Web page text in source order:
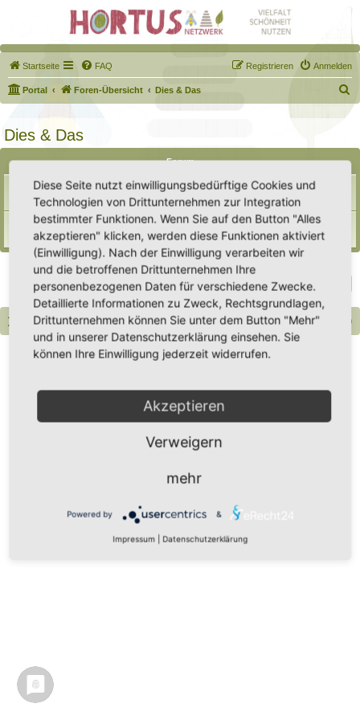
Startseite FAQ Anmelden
Registrieren
Portal Foren-Übersicht Dies & Das
u
h
Dies & Das
Forum
Samentauschpaket
Themen:7
Biete / Suche / Tausche
Themen:10
Gehe zu
Portal Foren-Übersicht Alle Zeiten sindUTC+02:00
Copyright - Hortus-Netzwerk.de unterstützt durch phpBB
Diese Seite nutzt einwilligungsbedürftige Cookies und
Technologien von Drittunternehmen zur Integration
bestimmter Funktionen. Wenn Sie auf den Button "Alles
akzeptieren" klicken, werden diese Funktionen aktiviert
(Einwilligung). Nach der Einwilligung verarbeiten wir
und die betroffenen Drittunternehmen Ihre
personenbezogenen Daten für verschiedene Zwecke.
Detaillierte Informationen zu Zweck, Rechtsgrundlagen,
Drittunternehmen können Sie unter dem Button "Mehr"
und in unserer Datenschutzerklärung einsehen. Sie
können Ihre Einwilligung jederzeit widerrufen.
Akzeptieren
Verweigern
mehr
Powered by &
Impressum Datenschutzerklärung